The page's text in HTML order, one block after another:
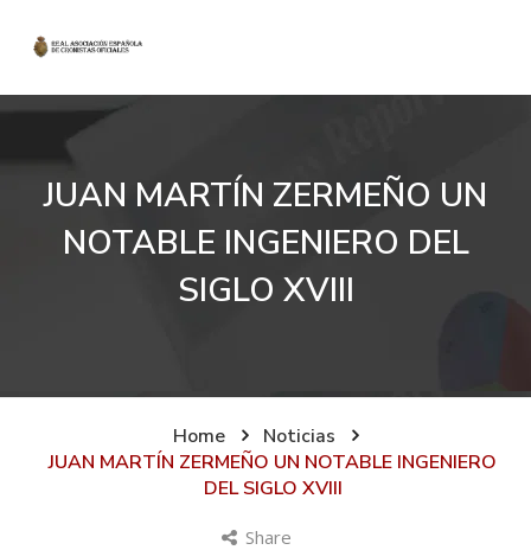
JUAN MARTÍN ZERMEÑO UN
NOTABLE INGENIERO DEL
SIGLO XVIII
Home
Noticias
JUAN MARTÍN ZERMEÑO UN NOTABLE INGENIERO
DEL SIGLO XVIII
Share